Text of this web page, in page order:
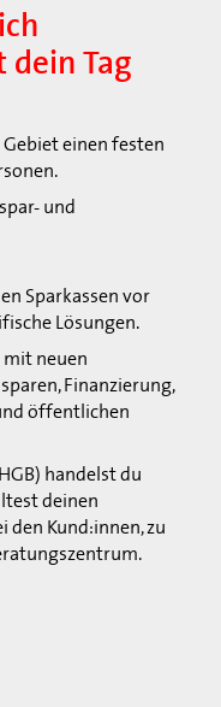
dein Tag
einen festen
und
Sparkassen vor
Lösungen.
mit neuen
Finanzierung,
öffentlichen
handelst du
deinen
den Kund:innen, zu